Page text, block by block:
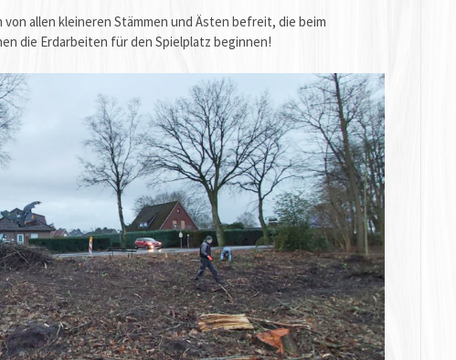
allen kleineren Stämmen und Ästen befreit, die beim
die Erdarbeiten für den Spielplatz beginnen!